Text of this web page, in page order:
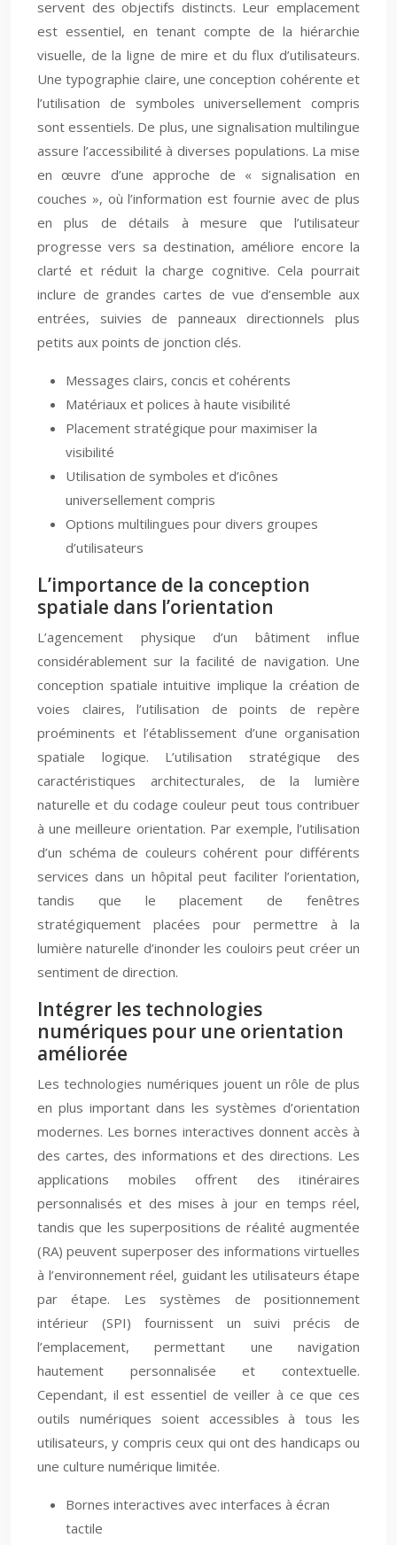
servent des objectifs distincts. Leur emplacement
est essentiel, en tenant compte de la hiérarchie
visuelle, de la ligne de mire et du flux d’utilisateurs.
Une typographie claire, une conception cohérente et
l’utilisation de symboles universellement compris
sont essentiels. De plus, une signalisation multilingue
assure l’accessibilité à diverses populations. La mise
en œuvre d’une approche de « signalisation en
couches », où l’information est fournie avec de plus
en plus de détails à mesure que l’utilisateur
progresse vers sa destination, améliore encore la
clarté et réduit la charge cognitive. Cela pourrait
inclure de grandes cartes de vue d’ensemble aux
entrées, suivies de panneaux directionnels plus
petits aux points de jonction clés.
Messages clairs, concis et cohérents
Matériaux et polices à haute visibilité
Placement stratégique pour maximiser la
visibilité
Utilisation de symboles et d’icônes
universellement compris
Options multilingues pour divers groupes
d’utilisateurs
L’importance de la conception
spatiale dans l’orientation
L’agencement physique d’un bâtiment influe
considérablement sur la facilité de navigation. Une
conception spatiale intuitive implique la création de
voies claires, l’utilisation de points de repère
proéminents et l’établissement d’une organisation
spatiale logique. L’utilisation stratégique des
caractéristiques architecturales, de la lumière
naturelle et du codage couleur peut tous contribuer
à une meilleure orientation. Par exemple, l’utilisation
d’un schéma de couleurs cohérent pour différents
services dans un hôpital peut faciliter l’orientation,
tandis que le placement de fenêtres
stratégiquement placées pour permettre à la
lumière naturelle d’inonder les couloirs peut créer un
sentiment de direction.
Intégrer les technologies
numériques pour une orientation
améliorée
Les technologies numériques jouent un rôle de plus
en plus important dans les systèmes d’orientation
modernes. Les bornes interactives donnent accès à
des cartes, des informations et des directions. Les
applications mobiles offrent des itinéraires
personnalisés et des mises à jour en temps réel,
tandis que les superpositions de réalité augmentée
(RA) peuvent superposer des informations virtuelles
à l’environnement réel, guidant les utilisateurs étape
par étape. Les systèmes de positionnement
intérieur (SPI) fournissent un suivi précis de
l’emplacement, permettant une navigation
hautement personnalisée et contextuelle.
Cependant, il est essentiel de veiller à ce que ces
outils numériques soient accessibles à tous les
utilisateurs, y compris ceux qui ont des handicaps ou
une culture numérique limitée.
Bornes interactives avec interfaces à écran
tactile